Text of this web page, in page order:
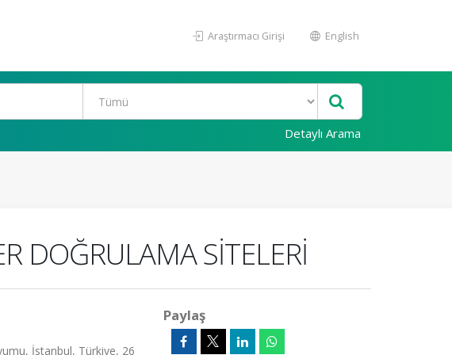
Araştırmacı Girişi English
Detaylı Arama
DOĞRULAMA SİTELERİ
İstanbul, Türkiye, 26
Paylaş